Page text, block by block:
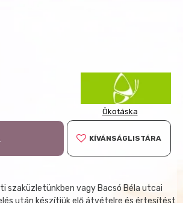
Ökotáska
KÍVÁNSÁGLISTÁRA
vagy Bacsó Béla utcai
után készítjük elő átvételre és értesítést